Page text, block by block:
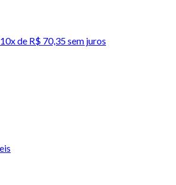
10x de R$ 70,35 sem juros